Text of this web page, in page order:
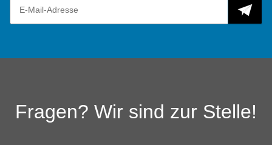
Fragen? Wir sind zur Stelle!